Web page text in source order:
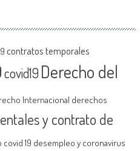
contratos temporales
covid19 Derecho del
Internacional derechos
y contrato de
19 desempleo y coronavirus